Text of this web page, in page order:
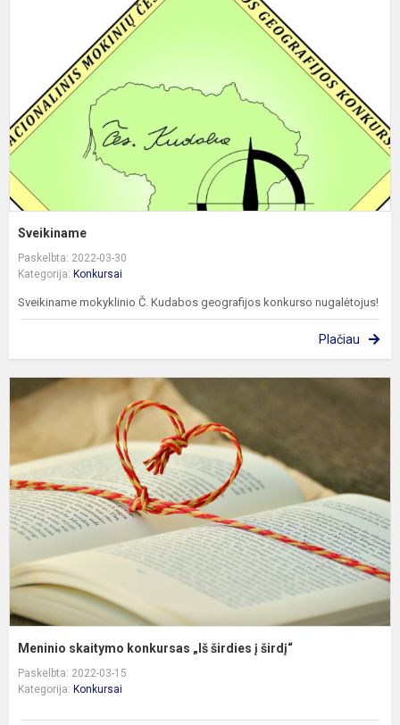
Sveikiname
Paskelbta: 2022-03-30
Kategorija: Konkursai
Sveikiname mokyklinio Č. Kudabos geografijos konkurso nugalėtojus!
Plačiau
Meninio skaitymo konkursas „Iš širdies į širdį“
Paskelbta: 2022-03-15
Kategorija: Konkursai